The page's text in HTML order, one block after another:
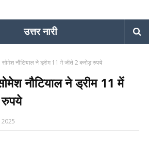
उत्तर नारी
सोमेश नौटियाल ने ड्रीम 11 में जीते 2 करोड़ रुपये
नौटियाल ने ड्रीम 11 में
2025